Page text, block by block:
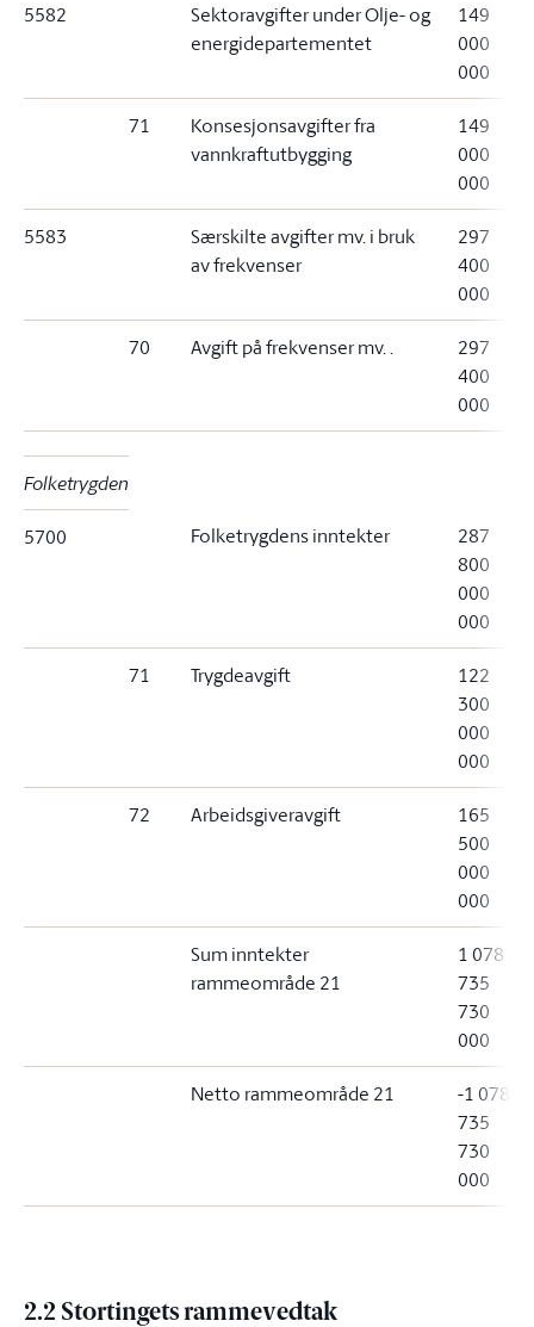
5582
Sektoravgifter under Olje- og
energidepartementet
149
000
000
71
Konsesjonsavgifter fra
vannkraftutbygging
149
000
000
5583
Særskilte avgifter mv. i bruk
av frekvenser
297
400
000
70 Avgift på frekvenser mv. .
297
400
000
Folketrygden
5700 Folketrygdens inntekter
287
800
000
000
71 Trygdeavgift
122
300
000
000
72 Arbeidsgiveravgift
165
500
000
000
Sum inntekter
rammeområde 21
1 078
735
730
000
Netto rammeområde 21
-1 078
735
730
000
2.2 Stortingets rammevedtak